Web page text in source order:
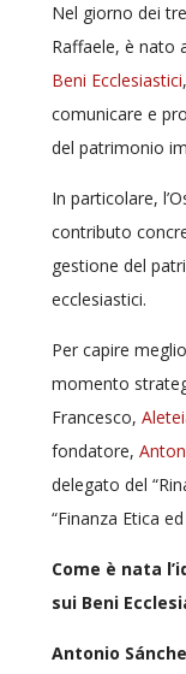
Nel giorno dei
Raffaele, è nato
Beni Ecclesiastici
comunicare e
del patrimonio
In particolare,
contributo
gestione del
ecclesiastici.
Per capire
momento
Francesco,
fondatore,
delegato del
“Finanza Etica
Come è nata
sui Beni
Antonio